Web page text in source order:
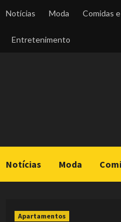
content
Notícias Moda Comidas
Entretenimento
Notícias Moda
Apartamentos